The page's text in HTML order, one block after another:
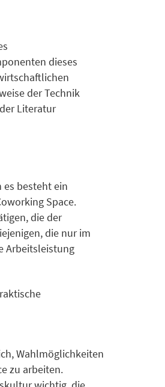
dieses
der Technik
Literatur
es besteht ein
Space.
die der
die nur im
Arbeitsleistung
Wahlmöglichkeiten
zu arbeiten.